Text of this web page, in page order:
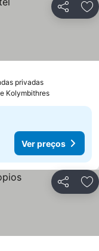
Partilhar
privadas
Kolymbithres
Ver preços
Partilhar